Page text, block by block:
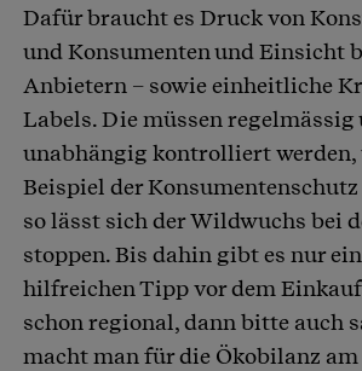
Dafür braucht es Druck von
und Konsumenten und Einsicht
Anbietern – sowie einheitliche
Labels. Die müssen regelmässig
unabhängig kontrolliert werden,
Beispiel der
so lässt sich der Wildwuchs bei
stoppen. Bis dahin gibt es nur
hilfreichen Tipp vor dem
schon regional, dann bitte auch
macht man für die Ökobilanz